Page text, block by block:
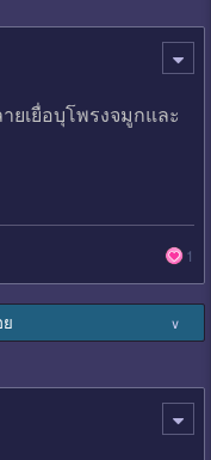
เยื่อบุโพรงจมูกและ
1
∨